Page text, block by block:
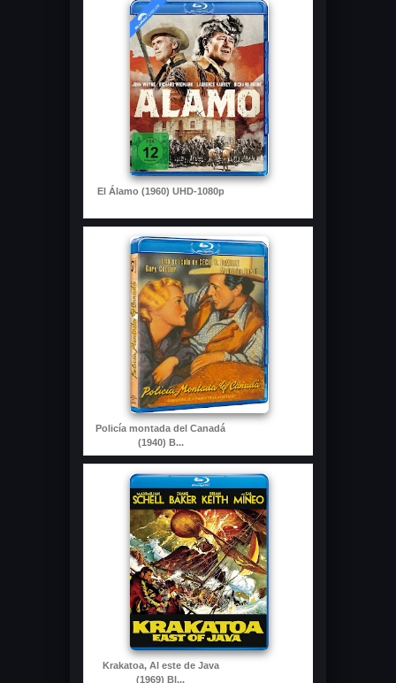
El Álamo (1960) UHD-1080p
Policía montada del Canadá
(1940) B...
Krakatoa, Al este de Java
(1969) Bl...